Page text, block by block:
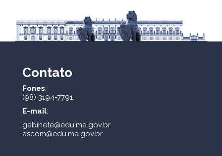
Contato
Fones:
(98) 3194-7791
E-mail:
gabinete@edu.ma.gov.br
ascom@edu.ma.gov.br